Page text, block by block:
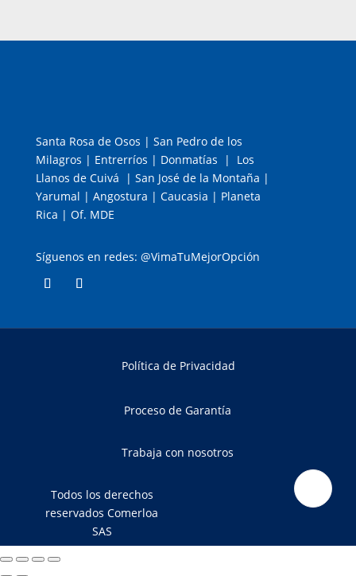
Santa Rosa de Osos | San Pedro de los
Milagros | Entrerríos | Donmatías | Los
Llanos de Cuivá | San José de la Montaña |
Yarumal | Angostura | Caucasia | Planeta
Rica | Of. MDE
Síguenos en redes: @VimaTuMejorOpción
Política de Privacidad
Proceso de Garantía
Trabaja con nosotros
Todos los derechos
reservados Comerloa
SAS